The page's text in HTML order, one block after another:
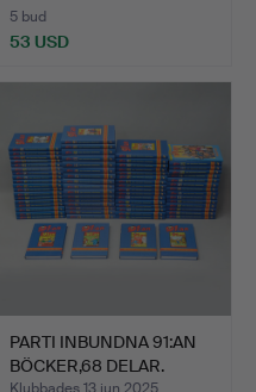
5 bud
53 USD
PARTI INBUNDNA 91:AN
BÖCKER,68 DELAR.
Klubbades 13 jun 2025